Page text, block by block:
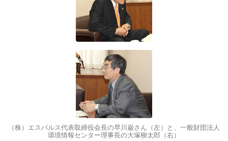
（株）エスパルス代表取締役会長の早川巌さん（左）と、一般財団法人
環境情報センター理事長の大塚柳太郎（右）